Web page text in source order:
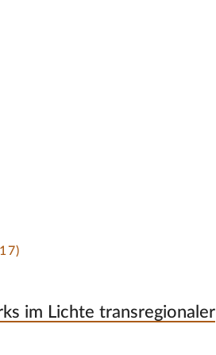
im Lichte transregionaler